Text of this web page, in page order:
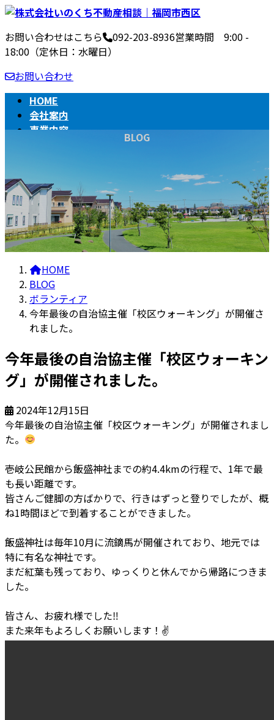
コ
テ
ン
ツ
へ
ッ
ナ
ゲ
ー
シ
ョ
移
お問い合わせはこちら 092-203-8936営業時間 9:00 -
18:00（定休日：水曜日）
お問い合わせ
HOME
会社案内
事業内容
BLOG
HOME
BLOG
ボランティア
今年最後の自治協主催「校区ウォーキング」が開催さ
れました。
今年最後の自治協主催「校区ウォーキン
グ」が開催されました。
2024年12月15日
今年最後の自治協主催「校区ウォーキング」が開催されまし
た。
壱岐公民館から飯盛神社までの約4.4kmの行程で、1年で最
も長い距離です。
皆さんご健脚の方ばかりで、行きはずっと登りでしたが、概
ね1時間ほどで到着することができました。
飯盛神社は毎年10月に流鏑馬が開催されており、地元では
特に有名な神社です。
まだ紅葉も残っており、ゆっくりと休んでから帰路につきま
した。
皆さん、お疲れ様でした‼
また来年もよろしくお願いします！ ✌️